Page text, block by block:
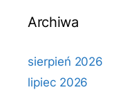
Archiwa
sierpień 2026
lipiec 2026